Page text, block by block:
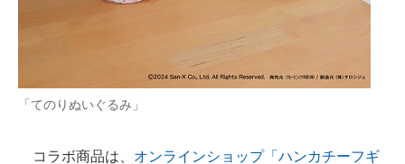
「てのりぬいぐるみ」
コラボ商品は、 オンラインショップ「ハンカチーフギ